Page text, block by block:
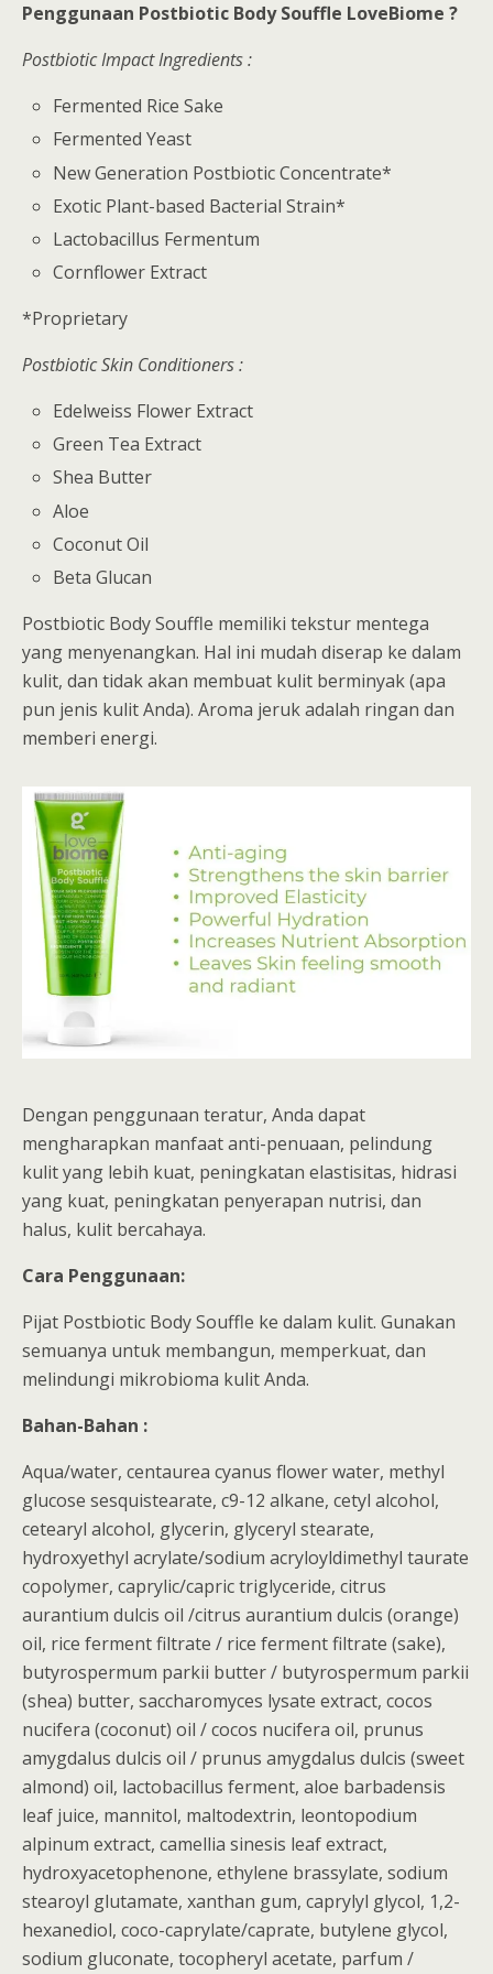
Penggunaan Postbiotic Body Souffle LoveBiome ?
Postbiotic Impact Ingredients :
Fermented Rice Sake
Fermented Yeast
New Generation Postbiotic Concentrate*
Exotic Plant-based Bacterial Strain*
Lactobacillus Fermentum
Cornflower Extract
*Proprietary
Postbiotic Skin Conditioners :
Edelweiss Flower Extract
Green Tea Extract
Shea Butter
Aloe
Coconut Oil
Beta Glucan
Postbiotic Body Souffle memiliki tekstur mentega
yang menyenangkan. Hal ini mudah diserap ke dalam
kulit, dan tidak akan membuat kulit berminyak (apa
pun jenis kulit Anda). Aroma jeruk adalah ringan dan
memberi energi.
Dengan penggunaan teratur, Anda dapat
mengharapkan manfaat anti-penuaan, pelindung
kulit yang lebih kuat, peningkatan elastisitas, hidrasi
yang kuat, peningkatan penyerapan nutrisi, dan
halus, kulit bercahaya.
Cara Penggunaan:
Pijat Postbiotic Body Souffle ke dalam kulit. Gunakan
semuanya untuk membangun, memperkuat, dan
melindungi mikrobioma kulit Anda.
Bahan-Bahan :
Aqua/water, centaurea cyanus flower water, methyl
glucose sesquistearate, c9-12 alkane, cetyl alcohol,
cetearyl alcohol, glycerin, glyceryl stearate,
hydroxyethyl acrylate/sodium acryloyldimethyl taurate
copolymer, caprylic/capric triglyceride, citrus
aurantium dulcis oil /citrus aurantium dulcis (orange)
oil, rice ferment filtrate / rice ferment filtrate (sake),
butyrospermum parkii butter / butyrospermum parkii
(shea) butter, saccharomyces lysate extract, cocos
nucifera (coconut) oil / cocos nucifera oil, prunus
amygdalus dulcis oil / prunus amygdalus dulcis (sweet
almond) oil, lactobacillus ferment, aloe barbadensis
leaf juice, mannitol, maltodextrin, leontopodium
alpinum extract, camellia sinesis leaf extract,
hydroxyacetophenone, ethylene brassylate, sodium
stearoyl glutamate, xanthan gum, caprylyl glycol, 1,2-
hexanediol, coco-caprylate/caprate, butylene glycol,
sodium gluconate, tocopheryl acetate, parfum /